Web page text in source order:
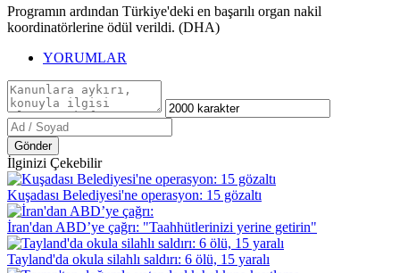
Programın ardından Türkiye'deki en başarılı organ nakil
koordinatörlerine ödül verildi. (DHA)
YORUMLAR
Gönder
İlginizi Çekebilir
Kuşadası Belediyesi'ne operasyon: 15 gözaltı
İran'dan ABD’ye çağrı: "Taahhütlerinizi yerine getirin"
Tayland'da okula silahlı saldırı: 6 ölü, 15 yaralı